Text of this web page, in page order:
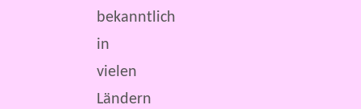
bekanntlich
in
vielen
Ländern